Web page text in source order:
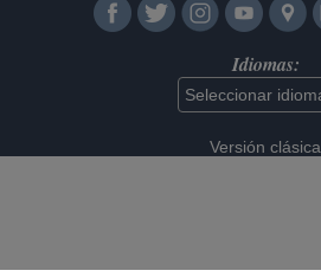
Idiomas:
Versión clásica